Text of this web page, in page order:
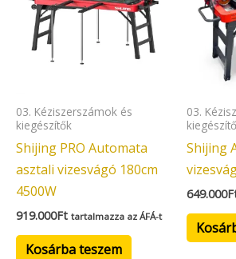
03. Kéziszerszámok és
kiegészítők
Shijing PRO Automata
asztali vizesvágó 180cm
4500W
919.000Ft tartalmazza az ÁFÁ-t
Kosárba teszem
03.
Shijing
649.000